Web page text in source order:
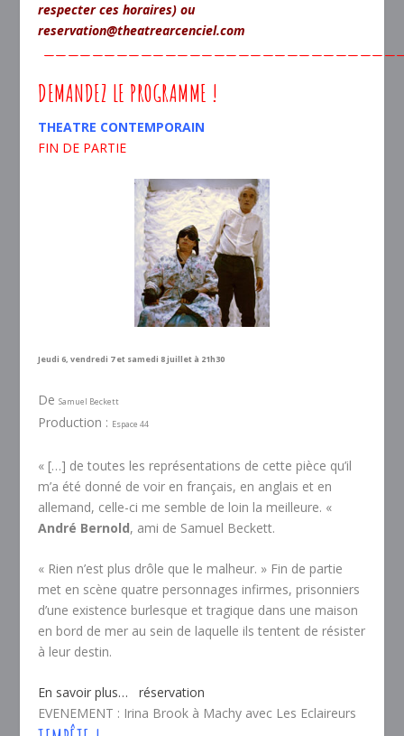
respecter ces horaires) ou
reservation@theatrearcenciel.com
DEMANDEZ LE PROGRAMME !
THEATRE CONTEMPORAIN
FIN DE PARTIE
Jeudi 6, vendredi 7 et samedi 8 juillet à 21h30
DeSamuel Beckett
Production : Espace 44
« […] de toutes les représentations de cette pièce qu’il
m’a été donné de voir en français, en anglais et en
allemand, celle-ci me semble de loin la meilleure. «
André Bernold, ami de Samuel Beckett.
« Rien n’est plus drôle que le malheur. » Fin de partie
met en scène quatre personnages infirmes, prisonniers
d’une existence burlesque et tragique dans une maison
en bord de mer au sein de laquelle ils tentent de résister
à leur destin.
En savoir plus…
réservation
EVENEMENT : Irina Brook à Machy avec Les Eclaireurs